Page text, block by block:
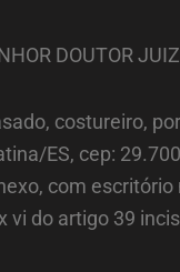
DOUTOR
costureiro,
ES, cep:
com
vi do artigo 39